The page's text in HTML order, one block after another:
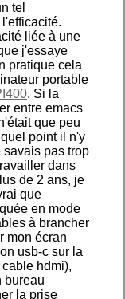
tel
liée à une
j'essaye
pratique cela
portable
. Si la
entre emacs
que peu
point il n'y
savais pas trop
dans
de 2 ans, je
que
en mode
à brancher
mon écran
usb-c sur la
hdmi),
bureau
la prise